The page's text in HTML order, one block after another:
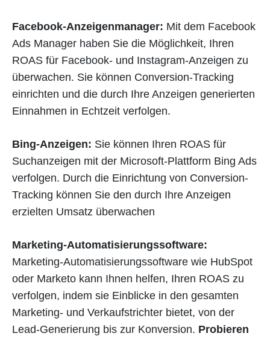
Facebook-Anzeigenmanager: Mit dem Facebook
Ads Manager haben Sie die Möglichkeit, Ihren
ROAS für Facebook- und Instagram-Anzeigen zu
überwachen. Sie können Conversion-Tracking
einrichten und die durch Ihre Anzeigen generierten
Einnahmen in Echtzeit verfolgen.
Bing-Anzeigen: Sie können Ihren ROAS für
Suchanzeigen mit der Microsoft-Plattform Bing Ads
verfolgen. Durch die Einrichtung von Conversion-
Tracking können Sie den durch Ihre Anzeigen
erzielten Umsatz überwachen
Marketing-Automatisierungssoftware:
Marketing-Automatisierungssoftware wie HubSpot
oder Marketo kann Ihnen helfen, Ihren ROAS zu
verfolgen, indem sie Einblicke in den gesamten
Marketing- und Verkaufstrichter bietet, von der
Lead-Generierung bis zur Konversion. Probieren